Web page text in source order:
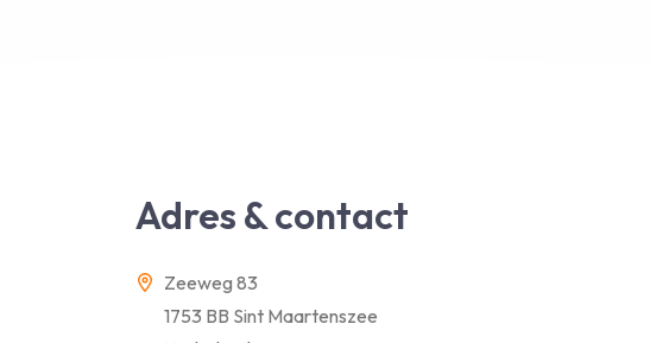
Adres & contact
Zeeweg 83
1753 BB Sint Maartenszee